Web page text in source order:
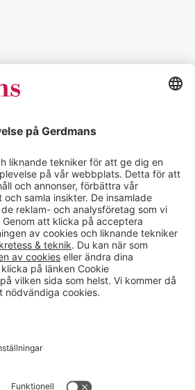
AB Alla priser är exklusive moms.
Cookie inställningar